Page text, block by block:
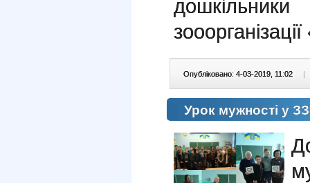
Опубліковано: 4-03-2019, 11:02 |
Урок мужності у